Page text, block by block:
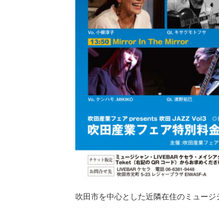
吹田市を中心とした近隣在住のミュー